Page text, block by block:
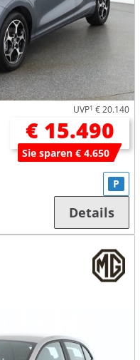
UVP1 € 20.140
€ 15.490
Sie sparen € 4.650
P
Details